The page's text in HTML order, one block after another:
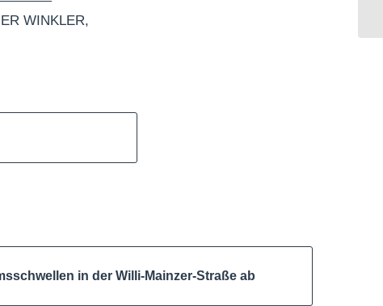
WINKLER,
in der Willi-Mainzer-Straße ab